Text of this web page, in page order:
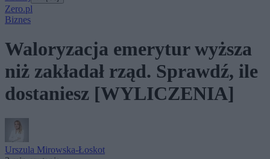
Zero.pl
Biznes
Waloryzacja emerytur wyższa
niż zakładał rząd. Sprawdź, ile
dostaniesz [WYLICZENIA]
Urszula Mirowska-Łoskot